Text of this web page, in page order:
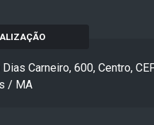
Dias Carneiro, 600, Centro,
/ MA